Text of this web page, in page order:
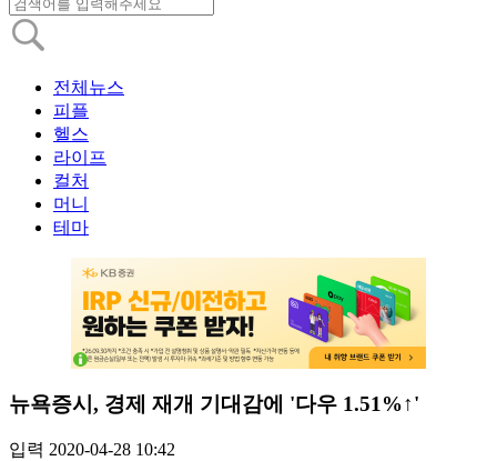
전체뉴스
피플
헬스
라이프
컬처
머니
테마
뉴욕증시, 경제 재개 기대감에 '다우 1.51%↑'
입력 2020-04-28 10:42